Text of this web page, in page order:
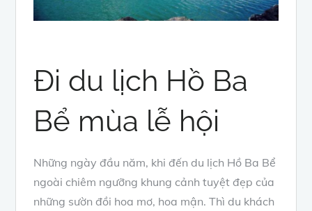
Đi du lịch Hồ Ba
Bể mùa lễ hội
Những ngày đầu năm, khi đến du lịch Hồ Ba Bể
ngoài chiêm ngưỡng khung cảnh tuyệt đẹp của
những sườn đồi hoa mơ, hoa mận. Thì du khách